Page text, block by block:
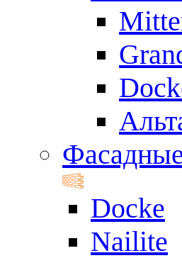
Docke
Nailite